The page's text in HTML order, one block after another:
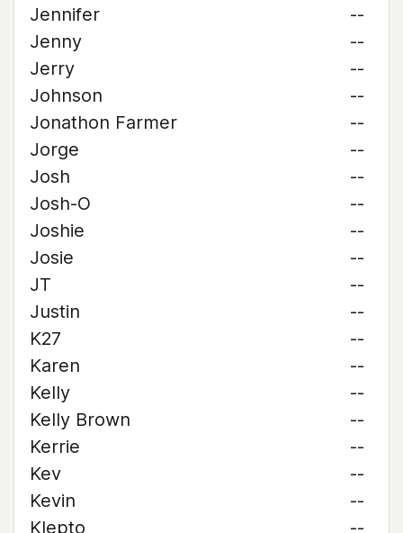
Jennifer
--
Jenny
--
Jerry
--
Johnson
--
Jonathon Farmer
--
Jorge
--
Josh
--
Josh-O
--
Joshie
--
Josie
--
JT
--
Justin
--
K27
--
Karen
--
Kelly
--
Kelly Brown
--
Kerrie
--
Kev
--
Kevin
--
Klepto
--